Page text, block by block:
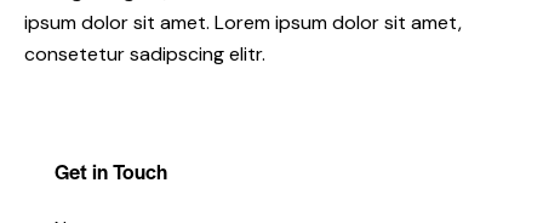
ipsum dolor sit amet. Lorem ipsum dolor sit amet,
consetetur sadipscing elitr.
Get in Touch